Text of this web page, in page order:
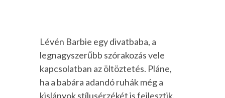
Lévén Barbie egy divatbaba, a
legnagyszerűbb szórakozás vele
kapcsolatban az öltöztetés. Pláne,
ha a babára adandó ruhák még a
kislányok stílusérzékét is fejlesztik.